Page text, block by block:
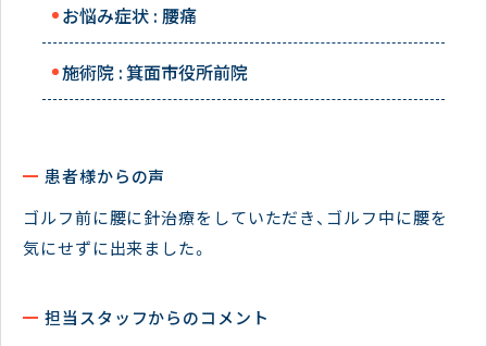
お悩み症状 : 腰痛
施術院 :箕面市役所前院
患者様からの声
ゴルフ前に腰に針治療をしていただき、ゴルフ中に腰を
気にせずに出来ました。
担当スタッフからのコメント